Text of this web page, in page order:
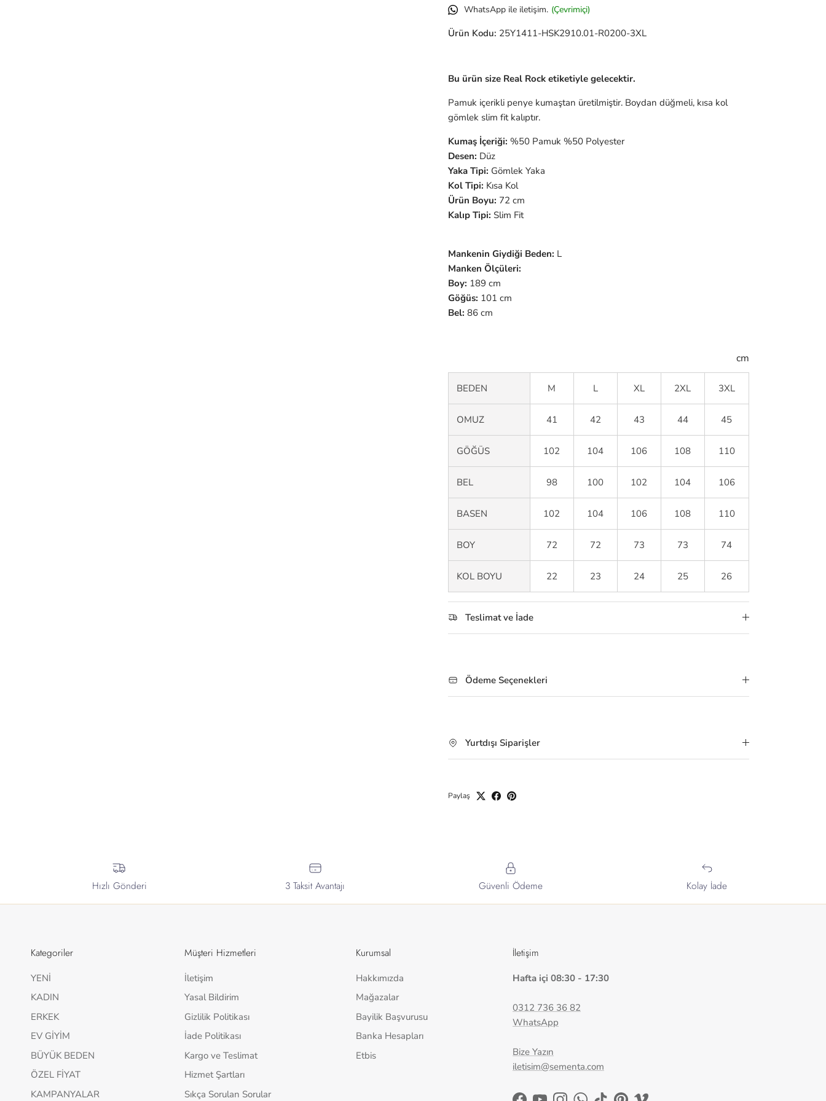
WhatsApp ile iletişim. (Çevrimiçi)
Ürün Kodu: 25Y1411-HSK2910.01-R0200-3XL
Bu ürün size Real Rock etiketiyle gelecektir.
Pamuk içerikli penye kumaştan üretilmiştir. Boydan düğmeli, kısa kol
gömlek slim fit kalıptır.
Kumaş İçeriği: %50 Pamuk %50 Polyester
Desen: Düz
Yaka Tipi: Gömlek Yaka
Kol Tipi: Kısa Kol
Ürün Boyu: 72 cm
Kalıp Tipi: Slim Fit
Mankenin Giydiği Beden: L
Manken Ölçüleri:
Boy: 189 cm
Göğüs: 101 cm
Bel: 86 cm
cm
BEDEN M L XL 2XL 3XL
OMUZ 41 42 43 44 45
GÖĞÜS 102 104 106 108 110
BEL 98 100 102 104 106
BASEN 102 104 106 108 110
BOY 72 72 73 73 74
KOL BOYU 22 23 24 25 26
Teslimat ve İade
Ödeme Seçenekleri
Yurtdışı Siparişler
Paylaş
Hızlı Gönderi 3 Taksit Avantajı Güvenli Ödeme Kolay İade
Kategoriler
YENİ
KADIN
ERKEK
EV GİYİM
BÜYÜK BEDEN
ÖZEL FİYAT
KAMPANYALAR
Müşteri Hizmetleri
İletişim
Yasal Bildirim
Gizlilik Politikası
İade Politikası
Kargo ve Teslimat
Hizmet Şartları
Sıkça Sorulan Sorular
Kurumsal
Hakkımızda
Mağazalar
Bayilik Başvurusu
Banka Hesapları
Etbis
İletişim
Hafta içi 08:30 - 17:30
0312 736 36 82
WhatsApp
Bize Yazın
iletisim@sementa.com